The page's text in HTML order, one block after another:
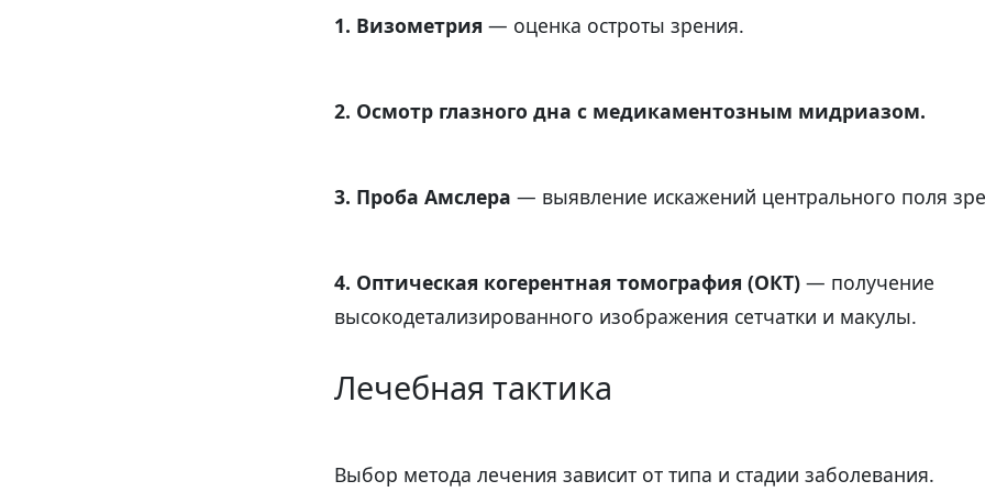
1. Визометрия — оценка остроты зрения.
2. Осмотр глазного дна с медикаментозным мидриазом.
3. Проба Амслера — выявление искажений центрального поля
4. Оптическая когерентная томография (ОКТ) — получение
высокодетализированного изображения сетчатки и макулы.
Лечебная тактика
Выбор метода лечения зависит от типа и стадии заболевания.